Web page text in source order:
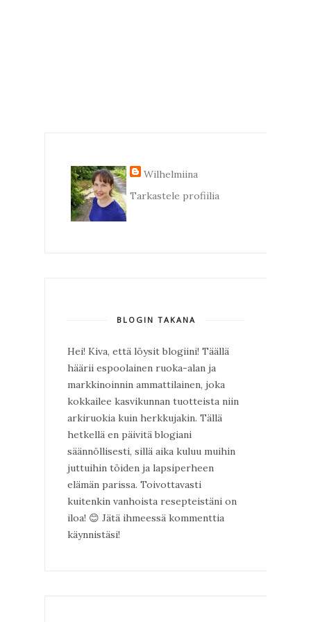
Wilhelmiina
Tarkastele profiilia
BLOGIN TAKANA
Hei! Kiva, että löysit blogiini! Täällä
häärii espoolainen ruoka-alan ja
markkinoinnin ammattilainen, joka
kokkailee kasvikunnan tuotteista niin
arkiruokia kuin herkkujakin. Tällä
hetkellä en päivitä blogiani
säännöllisesti, sillä aika kuluu muihin
juttuihin töiden ja lapsiperheen
elämän parissa. Toivottavasti
kuitenkin vanhoista resepteistäni on
iloa! 😊 Jätä ihmeessä kommenttia
käynnistäsi!